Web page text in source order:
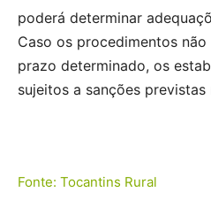
poderá determinar
Caso os procedimentos
prazo determinado, os
sujeitos a sanções previstas
Fonte: Tocantins Rural